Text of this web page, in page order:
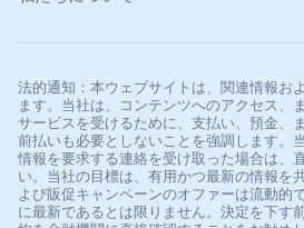
法的通知：本ウェブサイトは、関連情報お
ます。当社は、コンテンツへのアクセス、
サービスを受けるために、支払い、預金、
前払いも必要としないことを強調します。
情報を要求する連絡を受け取った場合は、
い。当社の目標は、有用かつ最新の情報を
よび販促キャンペーンのオファーは流動的
に最新であるとは限りません。決定を下す